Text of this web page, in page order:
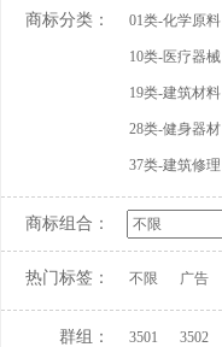
商标分类： 01类-化学原料
10类-医疗器械
19类-建筑材料
28类-健身器材
37类-建筑修理
商标组合：
热门标签： 不限 广告
群组： 3501 3502